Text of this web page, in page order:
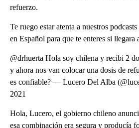
refuerzo.
Te ruego estar atenta a nuestros
en Español para que te enteres si llegara
@drhuerta Hola soy chilena y recibi 2
y ahora nos van colocar una dosis de
es confiable? — Lucero Del Alba
2021
Hola, Lucero, el gobierno chileno
esa combinación era segura y producía